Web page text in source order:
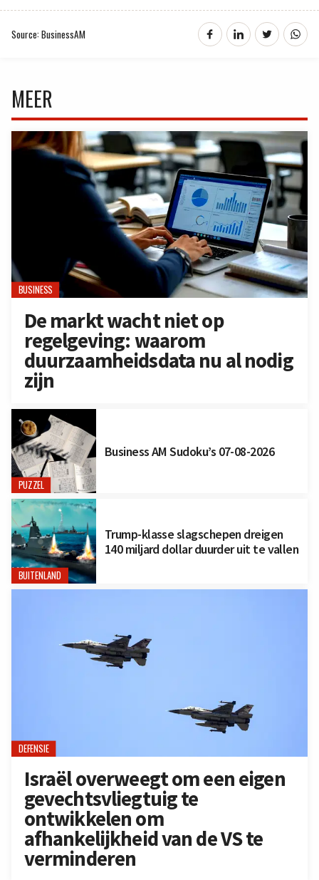
Source: BusinessAM
MEER
BUSINESS
De markt wacht niet op
regelgeving: waarom
duurzaamheidsdata nu al nodig
zijn
PUZZEL
Business AM Sudoku’s 07-08-2026
BUITENLAND
Trump-klasse slagschepen dreigen
140 miljard dollar duurder uit te vallen
DEFENSIE
Israël overweegt om een eigen
gevechtsvliegtuig te
ontwikkelen om
afhankelijkheid van de VS te
verminderen